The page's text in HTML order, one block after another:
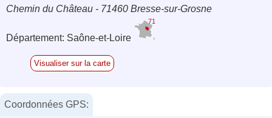
Chemin du Château - 71460 Bresse-sur-Grosne
Département: Saône-et-Loire
71
Visualiser sur la carte
Coordonnées GPS: